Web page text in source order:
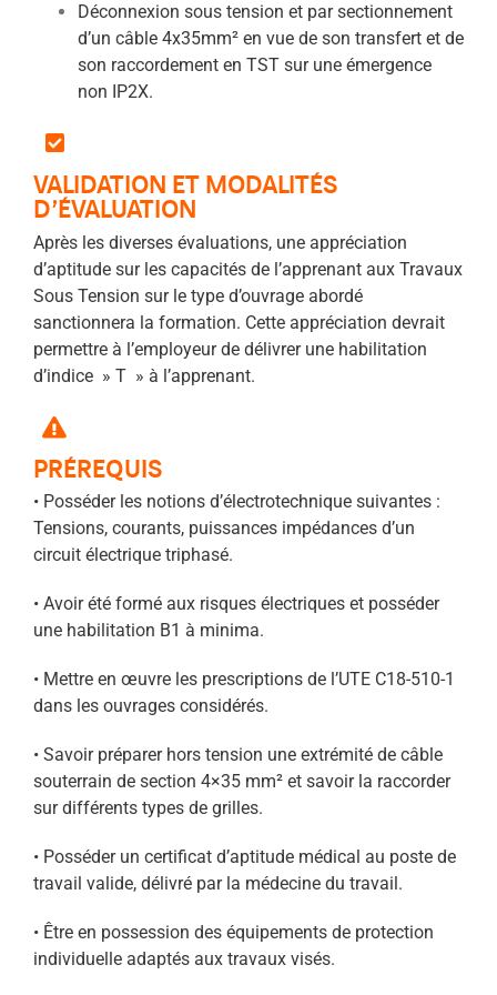
Déconnexion sous tension et par sectionnement
d’un câble 4x35mm² en vue de son transfert et de
son raccordement en TST sur une émergence
non IP2X.
VALIDATION ET MODALITÉS
D’ÉVALUATION
Après les diverses évaluations, une appréciation
d’aptitude sur les capacités de l’apprenant aux Travaux
Sous Tension sur le type d’ouvrage abordé
sanctionnera la formation. Cette appréciation devrait
permettre à l’employeur de délivrer une habilitation
d’indice » T » à l’apprenant.
PRÉREQUIS
• Posséder les notions d’électrotechnique suivantes :
Tensions, courants, puissances impédances d’un
circuit électrique triphasé.
• Avoir été formé aux risques électriques et posséder
une habilitation B1 à minima.
• Mettre en œuvre les prescriptions de l’UTE C18-510-1
dans les ouvrages considérés.
• Savoir préparer hors tension une extrémité de câble
souterrain de section 4×35 mm² et savoir la raccorder
sur différents types de grilles.
• Posséder un certificat d’aptitude médical au poste de
travail valide, délivré par la médecine du travail.
• Être en possession des équipements de protection
individuelle adaptés aux travaux visés.